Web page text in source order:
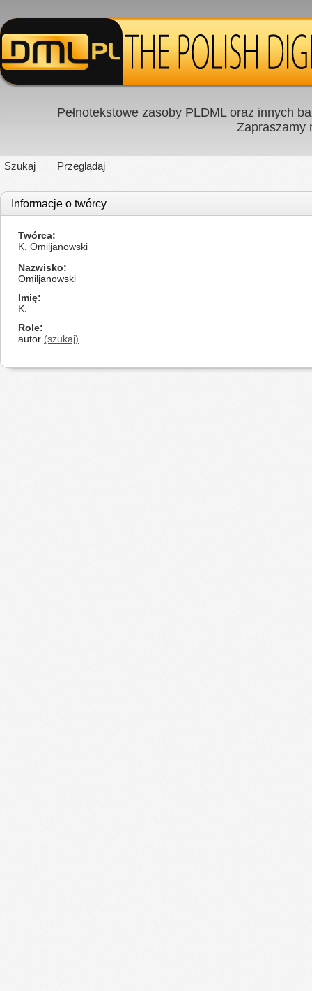
Pełnotekstowe zasoby PLDML oraz innych
Zapraszamy
Szukaj Przeglądaj
Informacje o twórcy
Twórca
K. Omiljanowski
Nazwisko
Omiljanowski
Imię
K.
Role
autor (szukaj)